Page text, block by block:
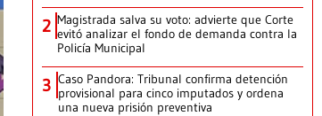
2 Magistrada salva su voto: advierte que Corte
evitó analizar el fondo de demanda contra la
Policía Municipal
3 Caso Pandora: Tribunal confirma detención
provisional para cinco imputados y ordena
una nueva prisión preventiva